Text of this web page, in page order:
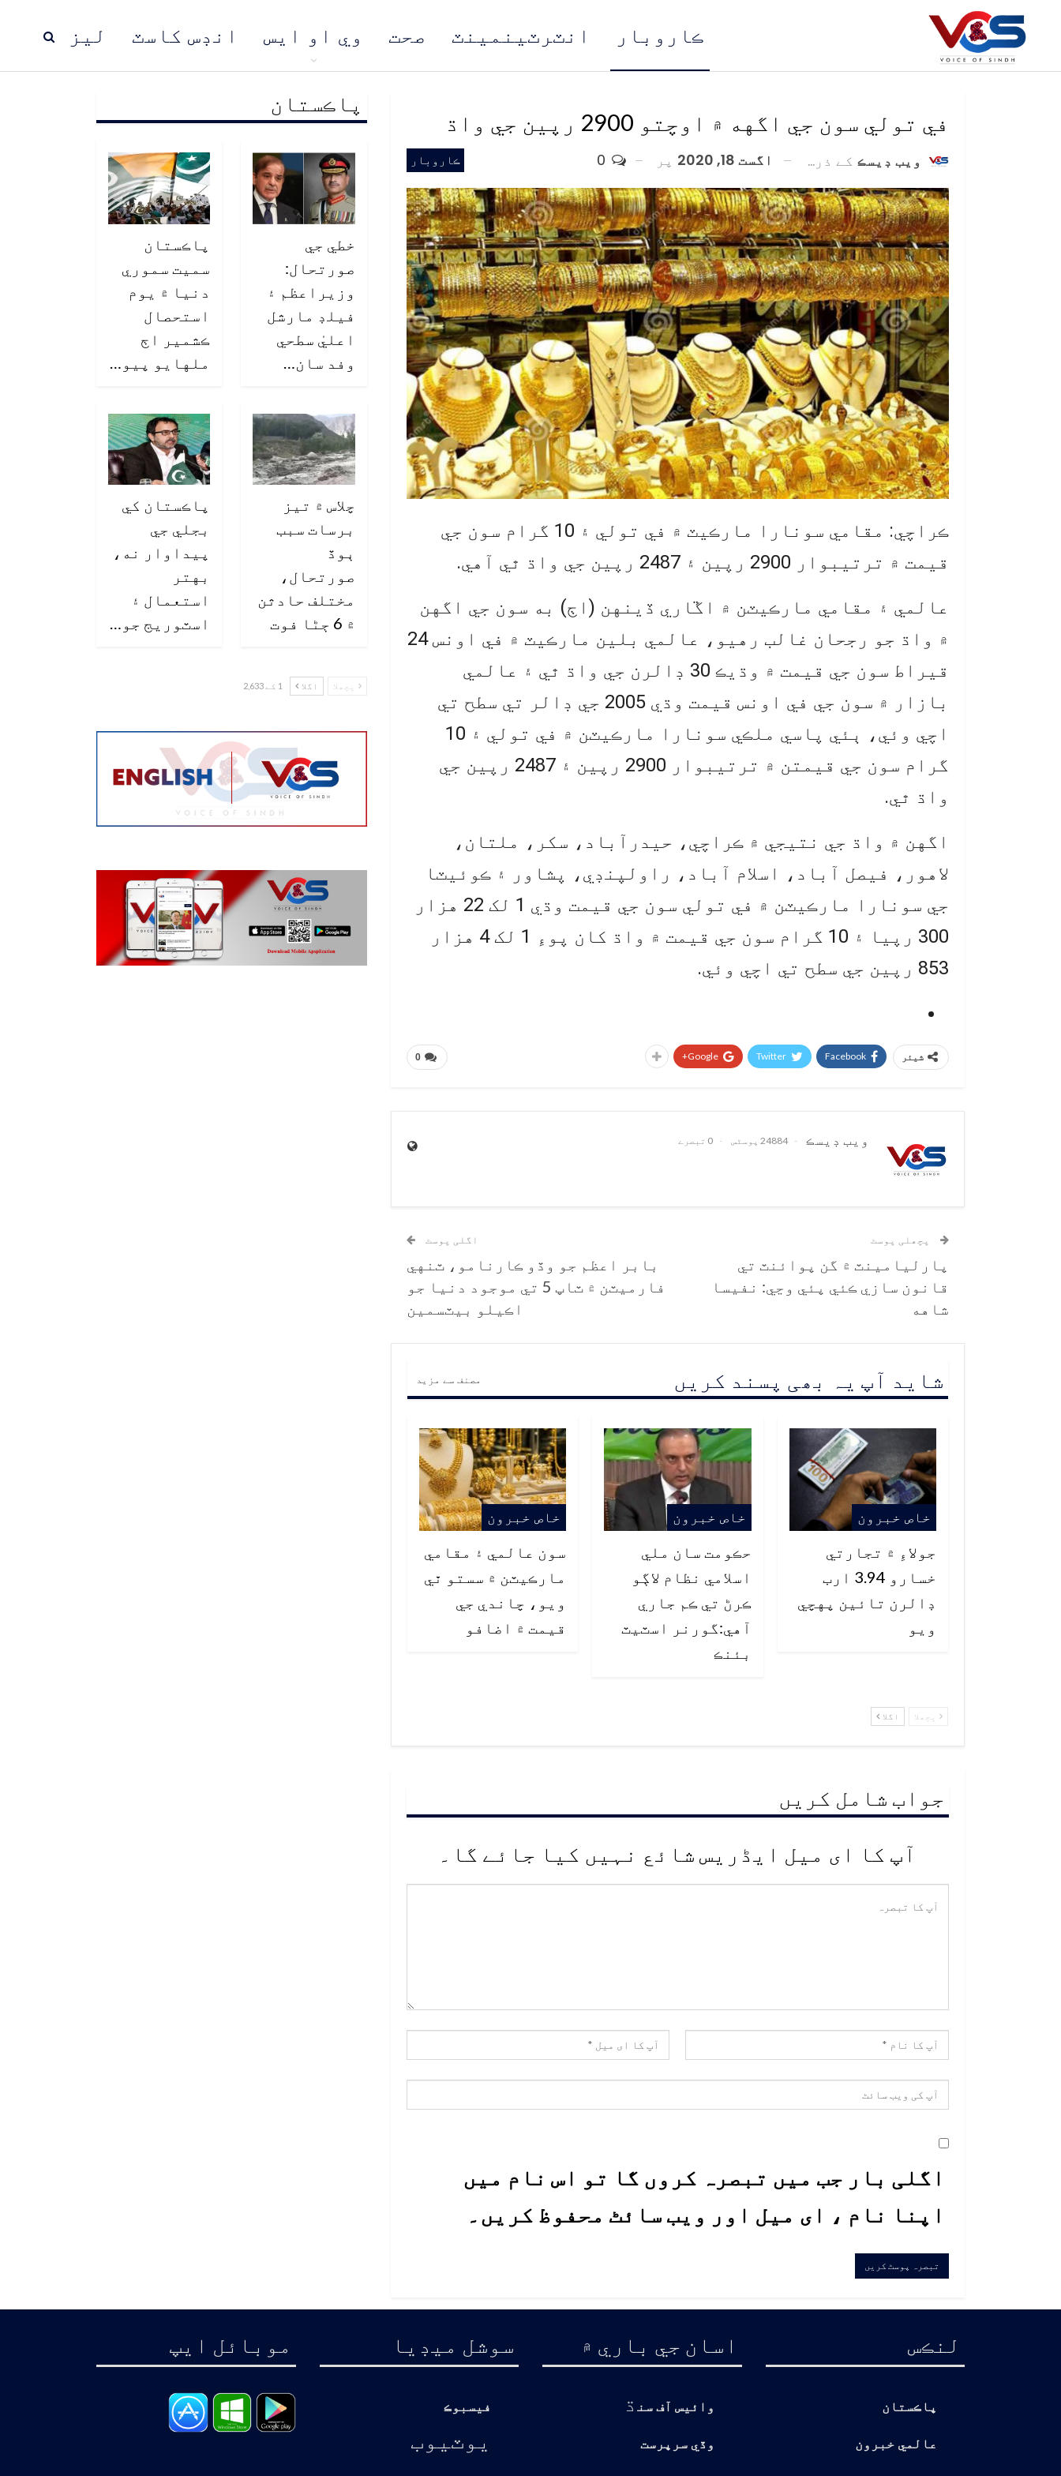
ليز انڊس کاسٽ وي او ايس صحت انٽرٽينمينٽ ڪاروبار
پاڪستان مُنڍ
في تولي سون جي اگهه ۾ اوچتو 2900 رپين جي واڌ
ڪاروبار ويب ڊيسڪ کے ذریعہ اگست 18, 2020 پر
ڪراچي: مقامي سونارا مارڪيٽ ۾ في تولي ۽ 10 گرام سون جي
قيمت ۾ ترتيبوار 2900 رپين ۽ 2487 رپين جي واڌ ٿي آهي.
عالمي ۽ مقامي مارڪيٽن ۾ اڱاري ڏينهن (اڄ) به سون جي اگهن
۾ واڌ جو رجحان غالب رهيو، عالمي بلين مارڪيٽ ۾ في اونس 24
قيراط سون جي قيمت ۾ وڌيڪ 30 ڊالرن جي واڌ ٿي ۽ عالمي
بازار ۾ سون جي في اونس قيمت وڌي 2005 جي ڊالر تي سطح تي
اچي وئي، ٻئي پاسي ملڪي سونارا مارڪيٽن ۾ في تولي ۽ 10
گرام سون جي قيمتن ۾ ترتيبوار 2900 رپين ۽ 2487 رپين جي
واڌ ٿي.
اگهن ۾ واڌ جي نتيجي ۾ ڪراچي، حيدرآباد، سکر، ملتان،
لاهور، فيصل آباد، اسلام آباد، راولپنڊي، پشاور ۽ ڪوئيٽا
جي سونارا مارڪيٽن ۾ في تولي سون جي قيمت وڌي 1 لک 22 هزار
300 رپيا ۽ 10 گرام سون جي قيمت ۾ واڌ کان پوءِ 1 لک 4 هزار
853 رپين جي سطح تي اچي وئي.
0 شیئر Facebook
Twitter
Google+
ويب ڊيسڪ 24884 پوسٹس 0 تبصرے
پچھلی پوسٹ
پارليامينٽ ۾ گن پوائنٽ تي
قانون سازي ڪئي پئي وڃي: نفيسا
شاهه
اگلی پوسٹ
بابر اعظم جو وڏو ڪارنامو، ٽنهي
فارميٽن ۾ ٽاپ 5 تي موجود دنيا جو
اڪيلو بيٽسمين
شاید آپ یہ بھی پسند کریں مصنف سے مزید
خاص خبرون
جولاءِ ۾ تجارتي
خسارو 3.94 ارب
ڊالرن تائين پهچي
ويو
خاص خبرون
حڪومت سان ملي
اسلامي نظام لاڳو
ڪرڻ تي ڪم جاري
آهي:گورنر اسٽيٽ
بئنڪ
خاص خبرون
سون عالمي ۽ مقامي
مارڪيٽن ۾ سستو ٿي
ويو، چاندي جي
قيمت ۾ اضافو
پچھلا اگلا
جواب شامل کریں
آپ کا ای میل ایڈریس شائع نہیں کیا جائے گا۔
اگلی بار جب میں تبصرہ کروں گا تو اس نام میں
اپنا نام ، ای میل اور ویب سائٹ محفوظ کریں۔
پاڪستان
خطي جي
صورتحال:
وزيراعظم ۽
فيلڊ مارشل
اعليٰ سطحي
وفد سان…
پاڪستان
سميت سموري
دنيا ۾ يوم
استحصال
ڪشمير اڄ
ملهايو پيو…
چلاس ۾ تيز
برسات سبب
ٻوڏ
صورتحال،
مختلف حادثن
۾ 6 ڄڻا فوت
پاڪستان کي
بجلي جي
پيداوار نه،
بهتر
استعمال ۽
اسٽوريج جو…
پچھلا اگلا 1 کے 2,633
لنڪس
پاڪستان
عالمي خبرون
اسان جي باري ۾
وائيس آف سن ڌ
وڏي سرپرست
سوشل ميڊيا
فيسبوڪ
يوٽيوب
موبائل ايپ